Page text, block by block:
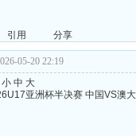
引用 分享
05-20 22:19
小 中 大
亚洲杯半决赛 中国VS澳